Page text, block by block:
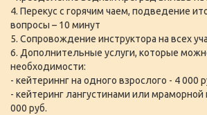
4. Перекус с горячим чаем, подведение
вопросы – 10 минут
5. Сопровождение инструктора на всех
6. Дополнительные услуги, которые
необходимости:
- кейтериннг на одного взрослого - 4 000
- кейтеринг лангустинами или мраморной
000 руб.